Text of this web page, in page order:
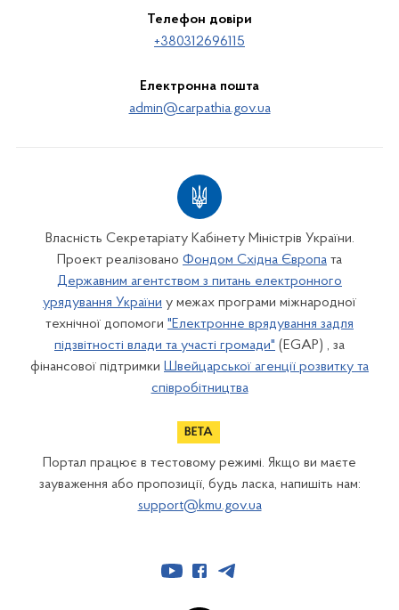
Телефон довіри
+380312696115
Електронна пошта
admin@carpathia.gov.ua
Власність Секретаріату Кабінету Міністрів України.
Проект реалізовано Фондом Східна Європа та
Державним агентством з питань електронного
урядування України у межах програми міжнародної
технічної допомоги "Електронне врядування задля
підзвітності влади та участі громади" (EGAP) , за
фінансової підтримки Швейцарської агенції розвитку та
співробітництва
Портал працює в тестовому режимі. Якщо ви маєте
зауваження або пропозиції, будь ласка, напишіть нам:
support@kmu.gov.ua